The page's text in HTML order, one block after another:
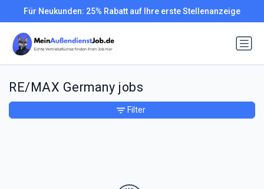
Für Neukunden: 25% Rabatt auf Ihre erste Stellenanzeige
RE/MAX Germany jobs
Filter